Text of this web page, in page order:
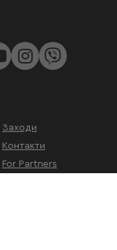
Заходи
Контакти
For Partners